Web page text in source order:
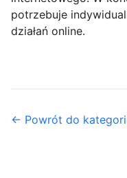
potrzebuje
działań online.
← Powrót do